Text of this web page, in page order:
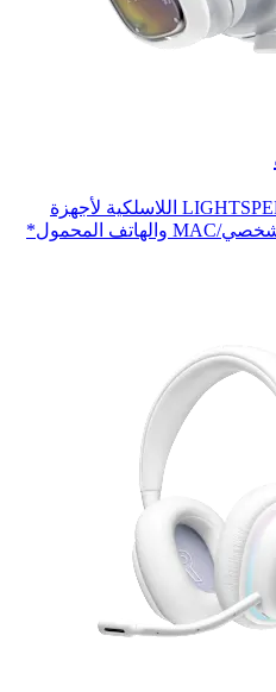
سماعة الرأس للألعاب بتقنية LIGHTSPEED اللاسلكية لأجهزة